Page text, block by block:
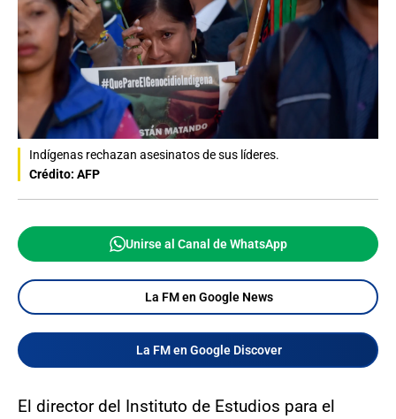
Indígenas rechazan asesinatos de sus líderes.
Crédito: AFP
Unirse al Canal de WhatsApp
La FM en Google News
La FM en Google Discover
El director del Instituto de Estudios para el